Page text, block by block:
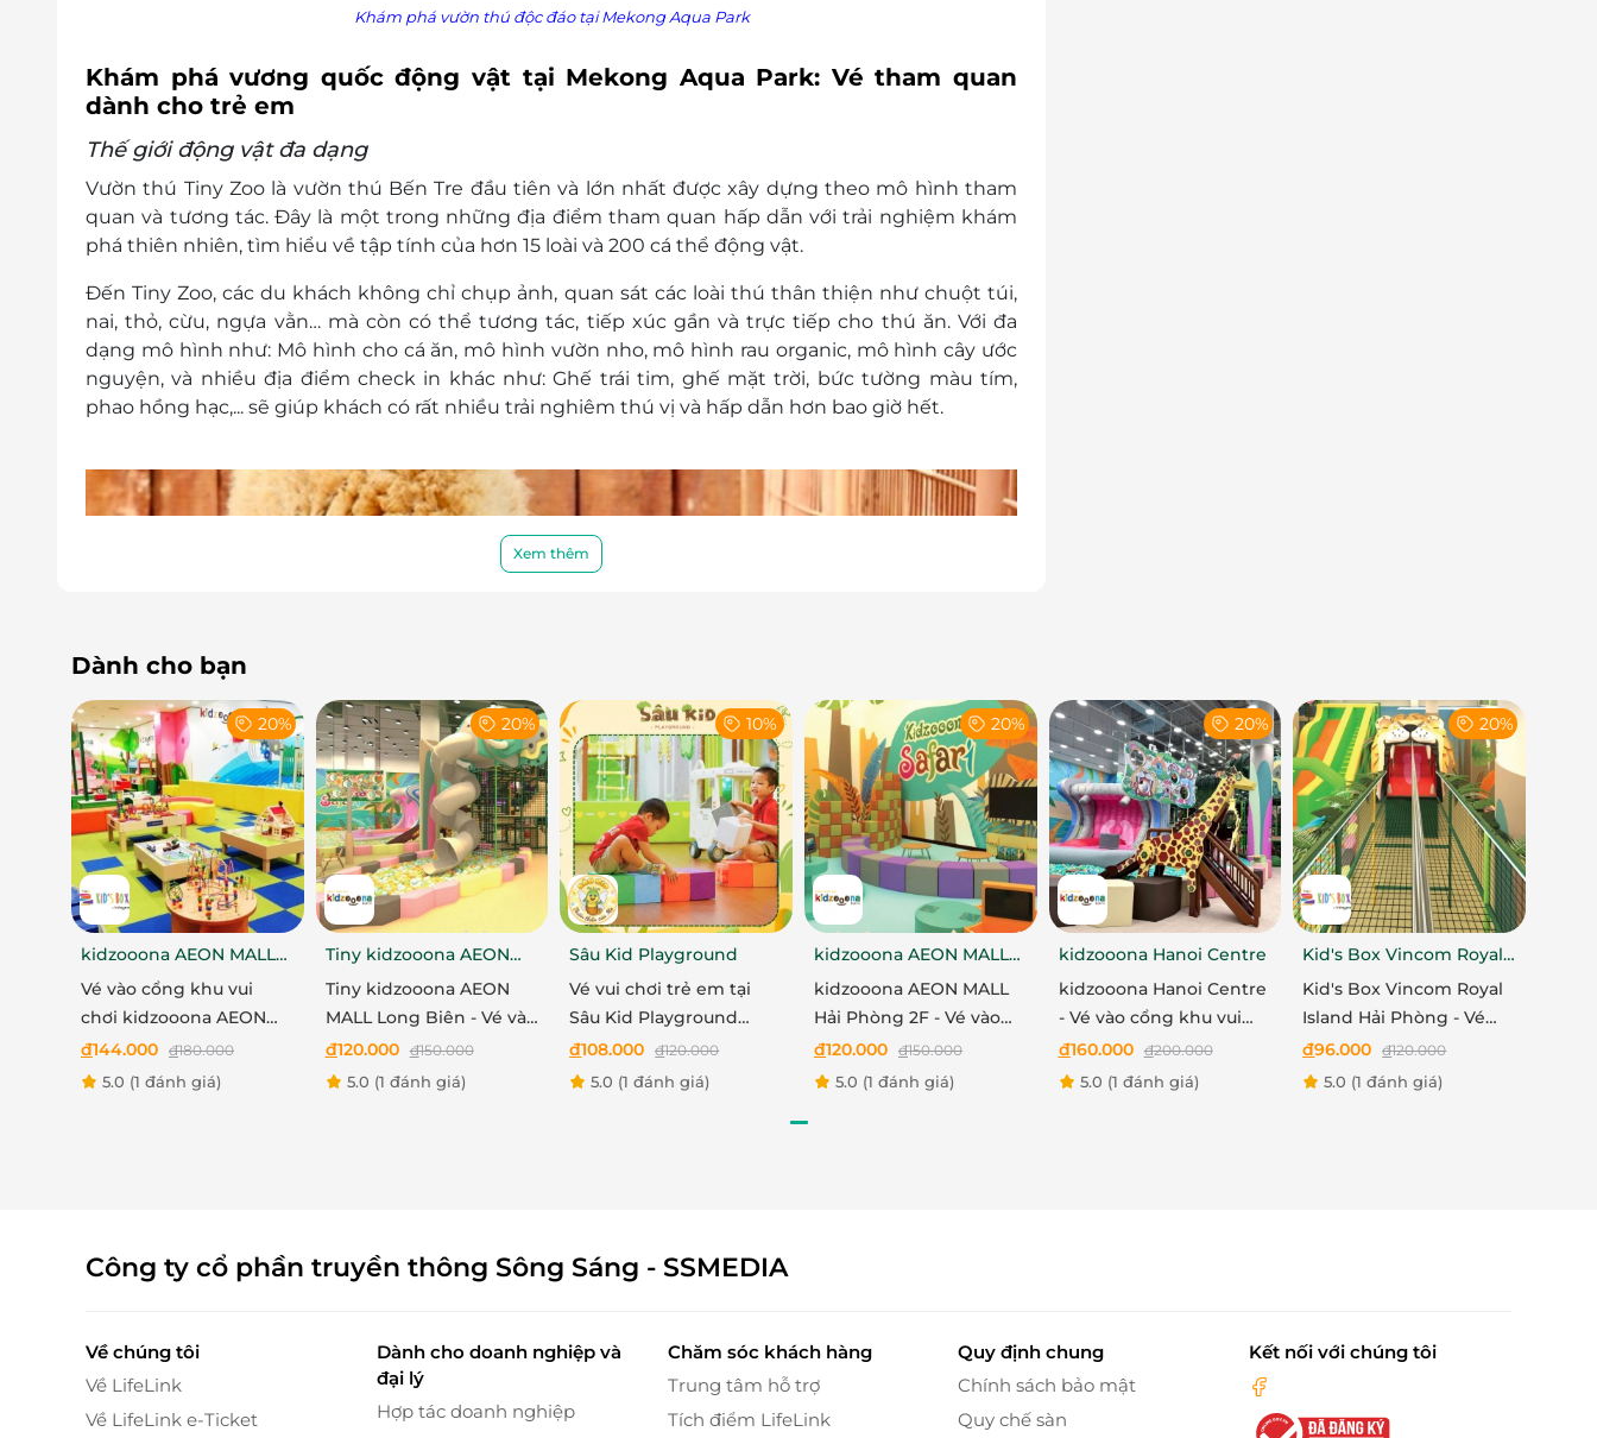
Khám phá vườn thú độc đáo tại Mekong Aqua Park
Khám phá vương quốc động vật tại Mekong Aqua Park: Vé tham quan
dành cho trẻ em
Thế giới động vật đa dạng
Vườn thú Tiny Zoo là vườn thú Bến Tre đầu tiên và lớn nhất được xây dựng theo mô hình tham
quan và tương tác. Đây là một trong những địa điểm tham quan hấp dẫn với trải nghiệm khám
phá thiên nhiên, tìm hiểu về tập tính của hơn 15 loài và 200 cá thể động vật.
Đến Tiny Zoo, các du khách không chỉ chụp ảnh, quan sát các loài thú thân thiện như chuột túi,
nai, thỏ, cừu, ngựa vằn… mà còn có thể tương tác, tiếp xúc gần và trực tiếp cho thú ăn. Với đa
dạng mô hình như: Mô hình cho cá ăn, mô hình vườn nho, mô hình rau organic, mô hình cây ước
nguyện, và nhiều địa điểm check in khác như: Ghế trái tim, ghế mặt trời, bức tường màu tím,
phao hồng hạc,... sẽ giúp khách có rất nhiều trải nghiêm thú vị và hấp dẫn hơn bao giờ hết.
Xem thêm
Dành cho bạn
20%
kidzooona AEON MALL
Hải Phòng 3F
Vé vào cổng khu vui
chơi kidzooona AEON
MALL Hải Phòng 3F bao
gồm Lễ Tết
đ144.000 đ180.000
5.0 (1 đánh giá)
20%
Tiny kidzooona AEON
MALL Long Biên
Tiny kidzooona AEON
MALL Long Biên - Vé vào
cổng khu vui chơi bao
gồm Lễ Tết
đ120.000 đ150.000
5.0 (1 đánh giá)
10%
Sâu Kid Playground
Vé vui chơi trẻ em tại
Sâu Kid Playground
trước 16h từ Thứ 2 - Thứ
6
đ108.000 đ120.000
5.0 (1 đánh giá)
20%
kidzooona AEON MALL
Hải Phòng 2F
kidzooona AEON MALL
Hải Phòng 2F - Vé vào
cổng khu vui chơi bao
gồm Lễ Tết
đ120.000 đ150.000
5.0 (1 đánh giá)
20%
kidzooona Hanoi Centre
kidzooona Hanoi Centre
- Vé vào cổng khu vui
chơi bao gồm Lễ Tết
đ160.000 đ200.000
5.0 (1 đánh giá)
20%
Kid's Box Vincom Royal
Island Hải Phòng
Kid's Box Vincom Royal
Island Hải Phòng - Vé
vào cổng khu vui chơi
bao gồm Lễ Tết
đ96.000 đ120.000
5.0 (1 đánh giá)
Công ty cổ phần truyền thông Sông Sáng - SSMEDIA
Về chúng tôi
Về LifeLink
Về LifeLink e-Ticket
Dành cho doanh nghiệp và
đại lý
Hợp tác doanh nghiệp
Chăm sóc khách hàng
Trung tâm hỗ trợ
Tích điểm LifeLink
Quy định chung
Chính sách bảo mật
Quy chế sàn
Kết nối với chúng tôi